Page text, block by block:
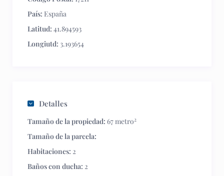
País: España
Latitud: 41.894593
Longiutd: 3.193654
Detalles
Tamaño de la propiedad: 67 metro2
Tamaño de la parcela:
Habitaciones: 2
Baños con ducha: 2